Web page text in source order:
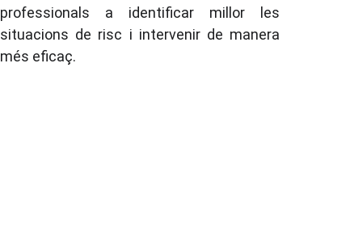
professionals a identificar millor les
situacions de risc i intervenir de manera
més eficaç.